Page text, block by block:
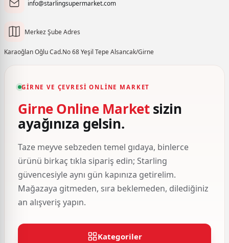
info@starlingsupermarket.com
Merkez Şube Adres
Karaoğlan Oğlu Cad.No 68 Yeşil Tepe Alsancak/Girne
GIRNE VE ÇEVRESI ONLINE MARKET
Girne Online Marketsizin
ayağınıza gelsin.
Taze meyve sebzeden temel gıdaya, binlerce
ürünü birkaç tıkla sipariş edin; Starling
güvencesiyle aynı gün kapınıza getirelim.
Mağazaya gitmeden, sıra beklemeden, dilediğiniz
an alışveriş yapın.
Kategoriler